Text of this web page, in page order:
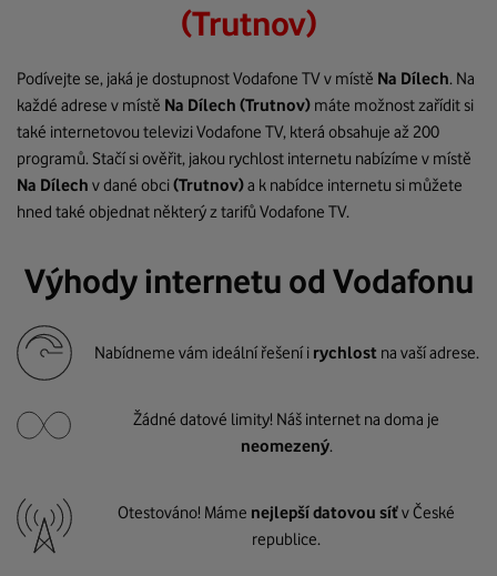
(Trutnov)
Podívejte se, jaká je dostupnost Vodafone TV v místě Na Dílech. Na
každé adrese v místě Na Dílech (Trutnov) máte možnost zařídit si
také internetovou televizi Vodafone TV, která obsahuje až 200
programů. Stačí si ověřit, jakou rychlost internetu nabízíme v místě
Na Dílech v dané obci(Trutnov)a k nabídce internetu si můžete
hned také objednat některý z tarifů Vodafone TV.
Výhody internetu od Vodafonu
Nabídneme vám ideální řešení i rychlost na vaší adrese.
Žádné datové limity! Náš internet na doma je
neomezený.
Otestováno! Máme nejlepší datovou síťv České
republice.